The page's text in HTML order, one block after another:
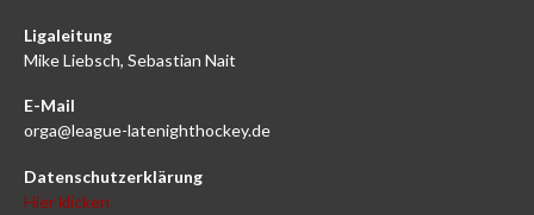
Ligaleitung
Mike Liebsch, Sebastian Nait
E-Mail
orga@league-latenighthockey.de
Datenschutzerklärung
Hier klicken